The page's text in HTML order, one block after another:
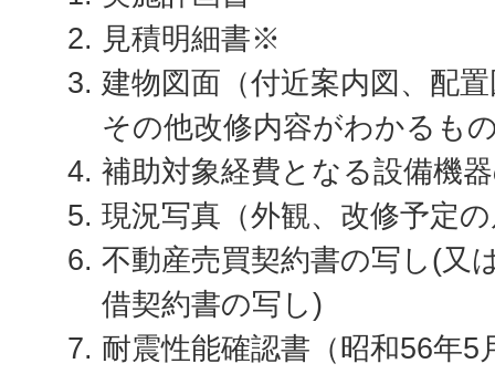
見積明細書※
建物図面（付近案内図、配
その他改修内容がわかるも
補助対象経費となる設備機
現況写真（外観、改修予定
不動産売買契約書の写し(又
借契約書の写し)
耐震性能確認書（昭和56年